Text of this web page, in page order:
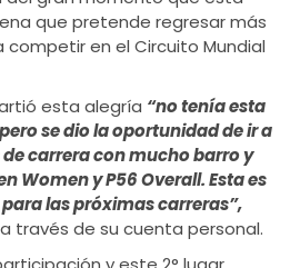
que pretende regresar más
en el Circuito Mundial
esta alegría “no tenía esta
se dio la oportunidad de ir a
de carrera con mucho barro y
Women y P56 Overall. Esta es
las próximas carreras”,
través de su cuenta personal.